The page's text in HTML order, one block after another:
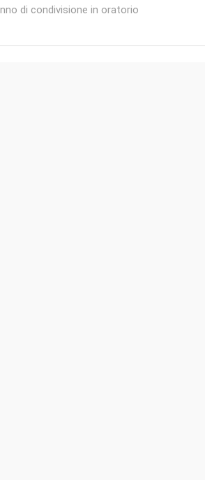
di condivisione in oratorio